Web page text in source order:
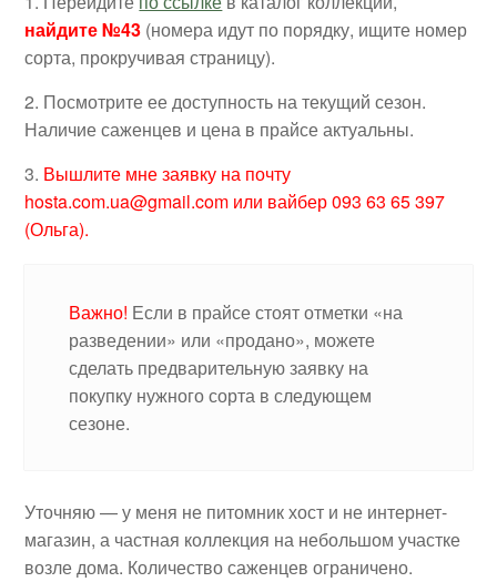
найдите №43 (номера идут по порядку, ищите номер
сорта, прокручивая страницу).
2. Посмотрите ее доступность на текущий сезон.
Наличие саженцев и цена в прайсе актуальны.
3. Вышлите мне заявку на почту
hosta.com.ua@gmail.com или вайбер 093 63 65 397
(Ольга).
Важно! Если в прайсе стоят отметки «на
разведении» или «продано», можете
сделать предварительную заявку на
покупку нужного сорта в следующем
сезоне.
Уточняю — у меня не питомник хост и не интернет-
магазин, а частная коллекция на небольшом участке
возле дома. Количество саженцев ограничено.